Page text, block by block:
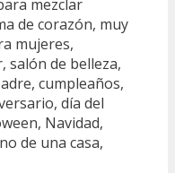
mezclar
de corazón, muy
mujeres,
salón de belleza,
cumpleaños,
día del
Navidad,
de una casa,